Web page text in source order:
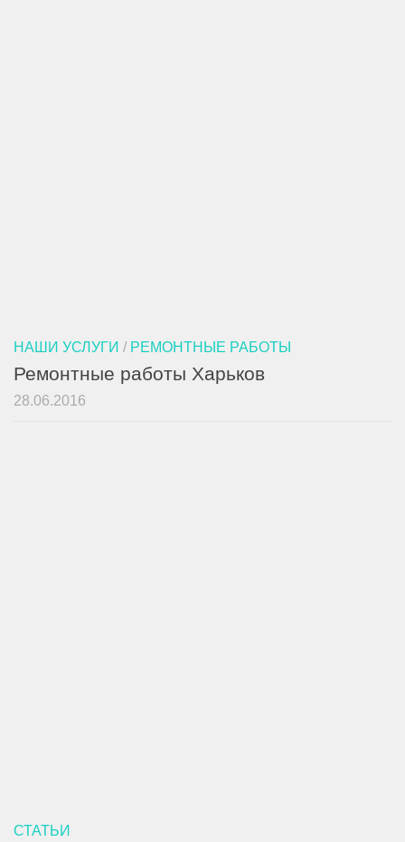
НАШИ УСЛУГИ / РЕМОНТНЫЕ РАБОТЫ
Ремонтные работы Харьков
28.06.2016
СТАТЬИ